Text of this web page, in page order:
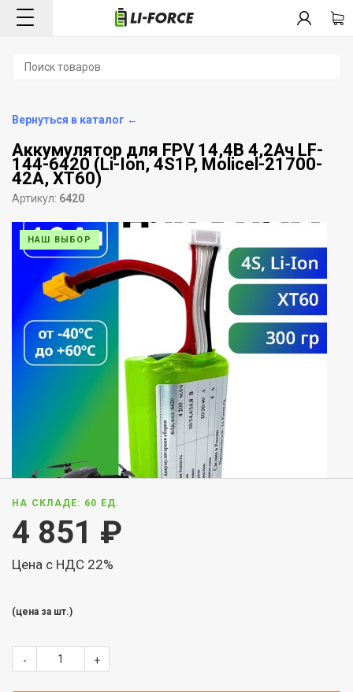
Вернуться в каталог ←
Аккумулятор для FPV 14,4В 4,2Ач LF-
144-6420 (Li-Ion, 4S1P, Molicel-21700-
42A, XT60)
Артикул: 6420
НАШ ВЫБОР
НА СКЛАДЕ: 60 ЕД.
4 851 ₽
Цена с НДС 22%
(цена за шт.)
- +